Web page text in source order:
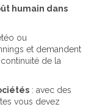
humain dans
ou
et demandent
de la
: avec des
vous devez